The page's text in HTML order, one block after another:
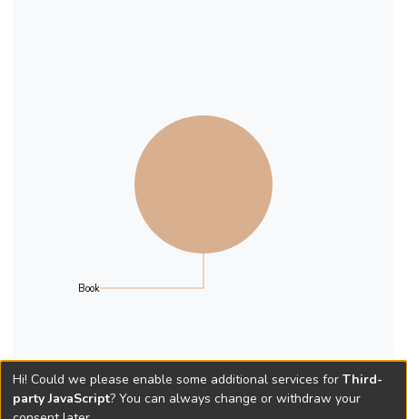
集成中的每種書前都有“提要”,其內容包括:對
作者生平,著述目的以及版本流傳等情況的考
證;對文本內容及體例的介紹;對漢語史研究
補缺和借鑒作用的評述等. 2.對32種韻書,字
典,字典字表和詞表的研製.編者經校勘後研
製出9種韻書字表(總字量約101170),17種
字典字表(總字量約105252),6種詞典詞表
研究成果之一,在中國乃至東亞都具有首示性
展史,研究中韓文化交流史等,提供了重要的
資料和數據支持.概之,經過研究的 韓國傳世
漢文辭書整合,是一部涵蓋32種專書導讀和
Book
Hi! Could we please enable some additional services for Third-
party JavaScript? You can always change or withdraw your